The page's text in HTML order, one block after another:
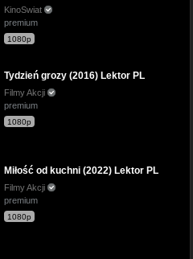
KinoSwiat
premium
1080p
Tydzień grozy (2016) Lektor PL
Filmy Akcji
premium
1080p
Miłość od kuchni (2022) Lektor PL
Filmy Akcji
premium
1080p